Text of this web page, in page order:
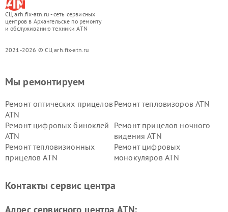
СЦ arh.fix-atn.ru - сеть сервисных
центров в Архангельске по ремонту
и обслуживанию техники ATN
2021-2026 © СЦ arh.fix-atn.ru
Мы ремонтируем
Ремонт оптических прицелов
ATN
Ремонт тепловизоров ATN
Ремонт цифровых биноклей
ATN
Ремонт прицелов ночного
видения ATN
Ремонт тепловизионных
прицелов ATN
Ремонт цифровых
монокуляров ATN
Контакты сервис центра
Адрес сервисного центра ATN: